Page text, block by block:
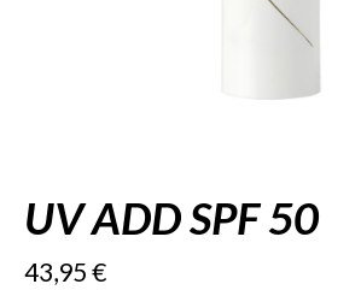
UV ADD SPF 50
43,95 €